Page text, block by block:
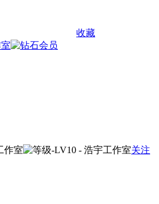
收藏
关注